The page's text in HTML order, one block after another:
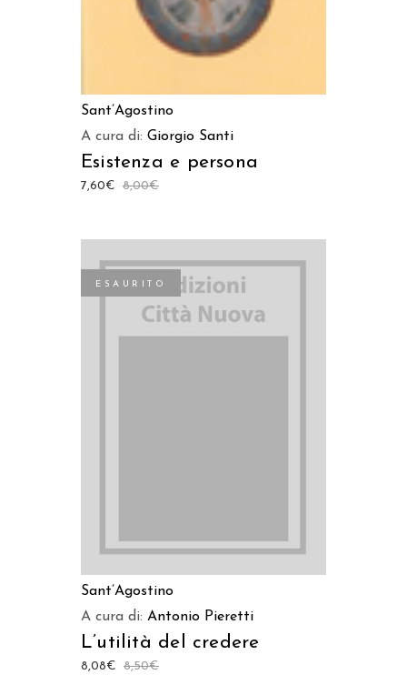
Sant’Agostino
A cura di: Giorgio Santi
Esistenza e persona
8,00€
7,60€
ESAURITO
Sant’Agostino
A cura di: Antonio Pieretti
L’utilità del credere
8,50€
8,08€